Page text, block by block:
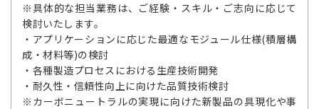
※具体的な担当業務は、ご経験・スキル・ご志向に応じて
検討いたします。
・アプリケーションに応じた最適なモジュール仕様(積層構
成・材料等)の検討
・各種製造プロセスにおける生産技術開発
・耐久性・信頼性向上に向けた品質技術検討
※カーボニュートラルの実現に向けた新製品の具現化や事